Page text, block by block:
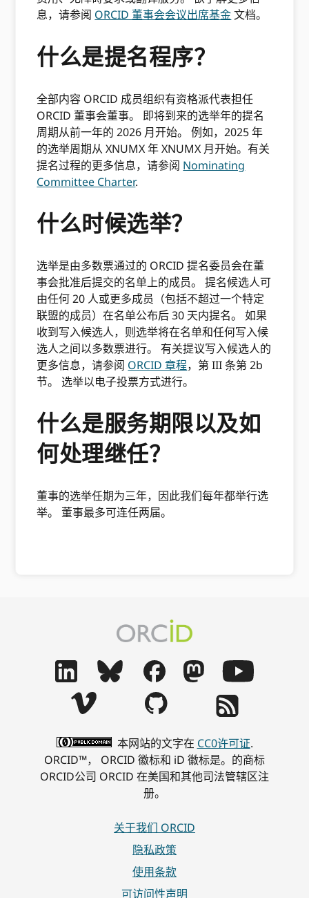
息，请参阅 ORCID 董事会会议出席基金文档。
什么是提名程序？
全部内容 ORCID 成员组织有资格派代表担任
ORCID 董事会董事。 即将到来的选举年的提名
周期从前一年的 2026 月开始。 例如，2025 年
的选举周期从 XNUMX 年 XNUMX 月开始。有关
提名过程的更多信息，请参阅 Nominating
Committee Charter.
什么时候选举？
选举是由多数票通过的 ORCID 提名委员会在董
事会批准后提交的名单上的成员。 提名候选人可
由任何 20 人或更多成员（包括不超过一个特定
联盟的成员）在名单公布后 30 天内提名。 如果
收到写入候选人，则选举将在名单和任何写入候
选人之间以多数票进行。 有关提议写入候选人的
更多信息，请参阅 ORCID 章程，第 III 条第 2b
节。 选举以电子投票方式进行。
什么是服务期限以及如
何处理继任？
董事的选举任期为三年，因此我们每年都举行选
举。 董事最多可连任两届。
本网站的文字在 CC0许可证.
ORCID™， ORCID 徽标和 iD 徽标是。的商标
ORCID公司 ORCID 在美国和其他司法管辖区注
册。
关于我们 ORCID
隐私政策
使用条款
可访问性声明